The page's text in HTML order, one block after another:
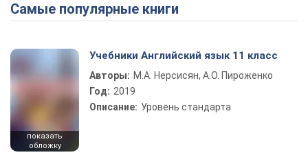
Play Video
Самые популярные книги
показать
обложку
Учебники Английский язык 11 класс
Авторы: М.А. Нерсисян, А.О. Пироженко
Год: 2019
Описание: Уровень стандарта